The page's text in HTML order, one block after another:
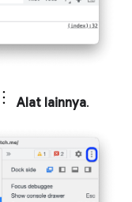
Alat lainnya.